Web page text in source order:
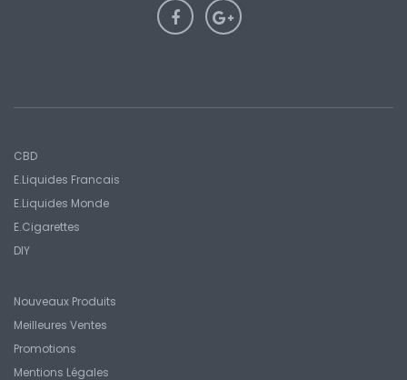
CBD
E.liquides Francais
E.Liquides Monde
E.Cigarettes
DIY
Nouveaux Produits
Meilleures Ventes
Promotions
Mentions Légales